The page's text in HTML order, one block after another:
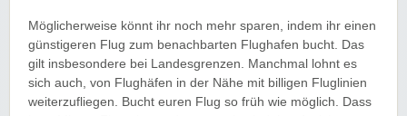
Möglicherweise könnt ihr noch mehr sparen, indem ihr einen
günstigeren Flug zum benachbarten Flughafen bucht. Das
gilt insbesondere bei Landesgrenzen. Manchmal lohnt es
sich auch, von Flughäfen in der Nähe mit billigen Fluglinien
weiterzufliegen. Bucht euren Flug so früh wie möglich. Dass